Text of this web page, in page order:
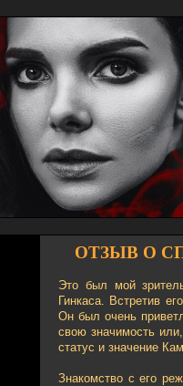
ОТЗЫВ О
Это был мой
Гинкаса. Встретив
Он был очень
свою значимость
статус и значение
Знакомство с его